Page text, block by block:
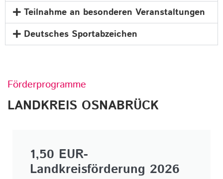
Teilnahme an besonderen Veranstaltungen
Deutsches Sportabzeichen
Förderprogramme
LANDKREIS OSNABRÜCK
1,50 EUR-
Landkreisförderung 2026